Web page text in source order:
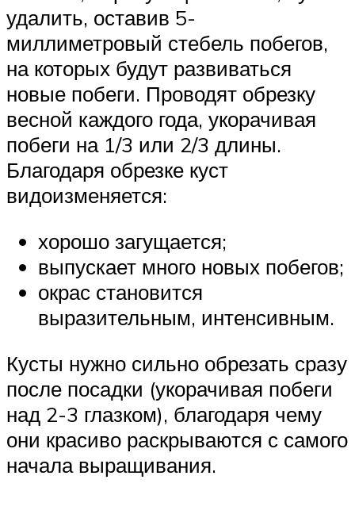
удалить, оставив 5-
миллиметровый стебель побегов,
на которых будут развиваться
новые побеги. Проводят обрезку
весной каждого года, укорачивая
побеги на 1/3 или 2/3 длины.
Благодаря обрезке куст
видоизменяется:
хорошо загущается;
выпускает много новых побегов;
окрас становится
выразительным, интенсивным.
Кусты нужно сильно обрезать сразу
после посадки (укорачивая побеги
над 2-3 глазком), благодаря чему
они красиво раскрываются с самого
начала выращивания.